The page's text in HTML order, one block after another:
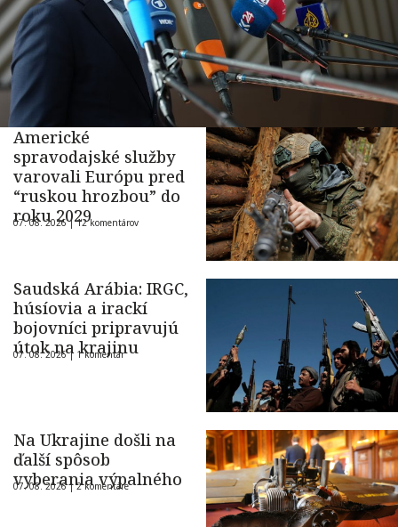
Americké
spravodajské služby
varovali Európu pred
“ruskou hrozbou” do
roku 2029
07. 08. 2026 |12 komentárov
Saudská Arábia: IRGC,
húsíovia a irackí
bojovníci pripravujú
útok na krajinu
07. 08. 2026 | 1 komentár
Na Ukrajine došli na
ďalší spôsob
vyberania výpalného
07. 08. 2026 |2 komentáre